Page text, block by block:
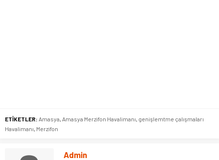
ETİKETLER: Amasya Amasya Merzifon Havalimanı genişlemtme çalışmaları
Havalimanı Merzifon
Admin